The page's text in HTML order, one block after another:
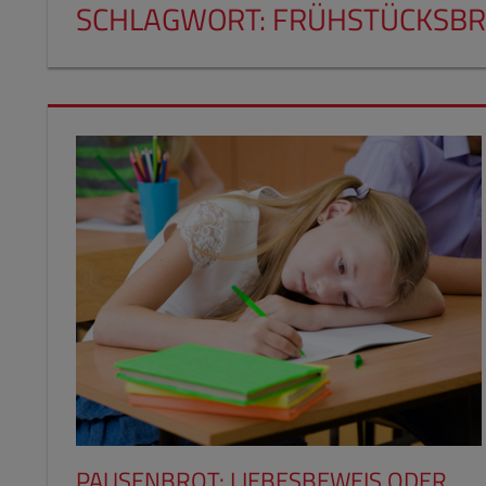
SCHLAGWORT: